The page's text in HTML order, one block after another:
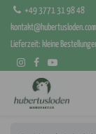
+49 3771 31 98 48
kontakt@hubertusloden.com
Lieferzeit: kleine